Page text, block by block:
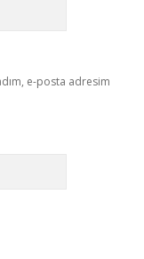
e-posta adresim